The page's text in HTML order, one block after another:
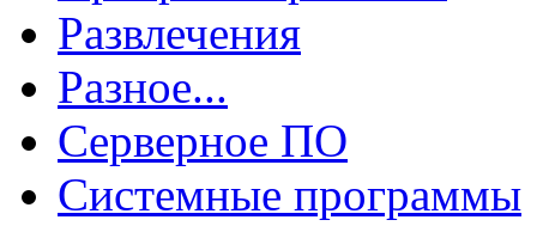
Развлечения
Разное...
Серверное ПО
Системные программы